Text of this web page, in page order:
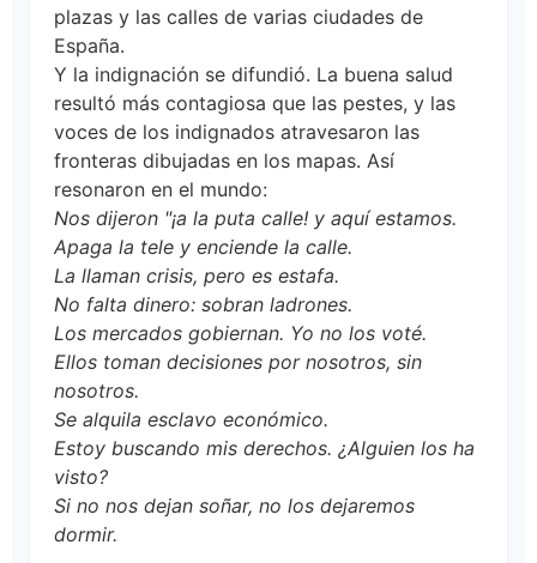
plazas y las calles de varias ciudades de
España.
Y la indignación se difundió. La buena salud
resultó más contagiosa que las pestes, y las
voces de los indignados atravesaron las
fronteras dibujadas en los mapas. Así
resonaron en el mundo:
Nos dijeron "¡a la puta calle! y aquí estamos.
Apaga la tele y enciende la calle.
La llaman crisis, pero es estafa.
No falta dinero: sobran ladrones.
Los mercados gobiernan. Yo no los voté.
Ellos toman decisiones por nosotros, sin
nosotros.
Se alquila esclavo económico.
Estoy buscando mis derechos. ¿Alguien los ha
visto?
Si no nos dejan soñar, no los dejaremos
dormir.